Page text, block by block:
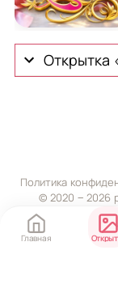
Открытка
Политика
© 2020 ‒ 2026
Главная